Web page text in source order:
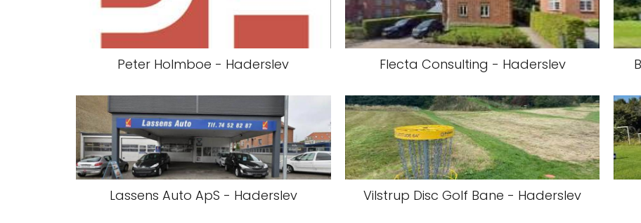
Peter Holmboe - Haderslev Flecta Consulting - Haderslev
Lassens Auto ApS - Haderslev Vilstrup Disc Golf Bane - Haderslev